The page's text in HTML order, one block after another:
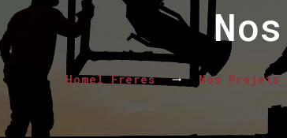
Homel Frères Nos Projets